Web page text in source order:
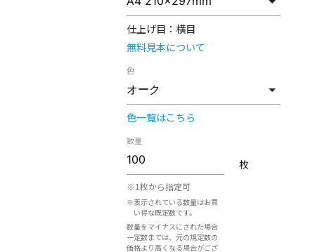
仕上げ目： 横目
無料見本について
色
色一覧はこちら
数量
※1枚から指定可
※表示されている数量はお買
い得な既定数です。
数量をマイナスにされた場合
一定数までは、元の規定数の
価格より高くなる場合がござ
枚